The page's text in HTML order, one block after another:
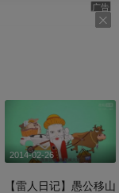
广告
2014-02-26
【雷人日记】愚公移山